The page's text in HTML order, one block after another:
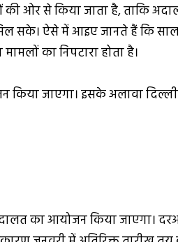
ओर से किया जाता है, ताकि
सके। ऐसे में आइए जानते हैं कि
का निपटारा होता है।
किया जाएगा। इसके अलावा
का आयोजन किया जाएगा।